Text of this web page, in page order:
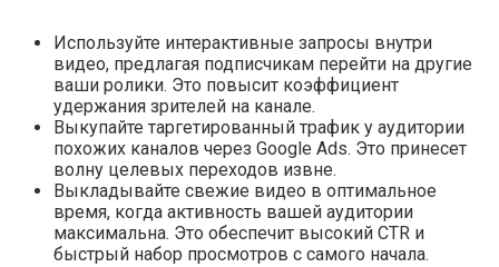
Используйте интерактивные запросы внутри
видео, предлагая подписчикам перейти на другие
ваши ролики. Это повысит коэффициент
удержания зрителей на канале.
Выкупайте таргетированный трафик у аудитории
похожих каналов через Google Ads. Это принесет
волну целевых переходов извне.
Выкладывайте свежие видео в оптимальное
время, когда активность вашей аудитории
максимальна. Это обеспечит высокий CTR и
быстрый набор просмотров с самого начала.